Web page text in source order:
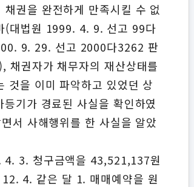
권을 완전하게 만족시킬 수 없
(대법원 1999. 4. 9. 선고 99다
9. 29. 선고 2000다3262 판
권자가 채무자의 재산상태를
것을 이미 파악하고 있었던 상
기가 경료된 사실을 확인하였
서 사해행위를 한 사실을 알았
4. 3. 청구금액을 43,521,137원
4. 같은 달 1. 매매예약을 원